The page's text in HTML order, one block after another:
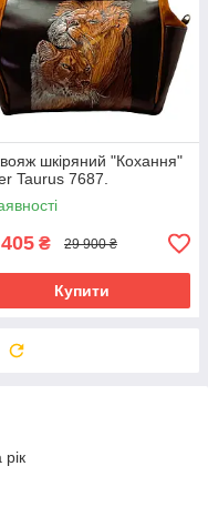
шкіряний "Кохання"
Taurus 7687.
₴ 29 900 ₴
Купити